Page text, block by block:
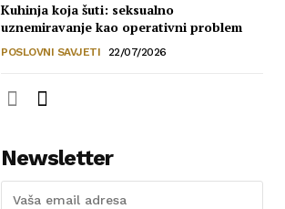
Kuhinja koja šuti: seksualno
uznemiravanje kao operativni problem
POSLOVNI SAVJETI 22/07/2026
Newsletter